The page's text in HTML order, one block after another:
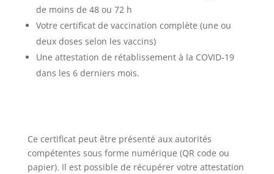
de moins de 48 ou 72 h
Votre certificat de vaccination complète (une ou
deux doses selon les vaccins)
Une attestation de rétablissement à la COVID-19
dans les 6 derniers mois.
Ce certificat peut être présenté aux autorités
compétentes sous forme numérique (QR code ou
papier). Il est possible de récupérer votre attestation